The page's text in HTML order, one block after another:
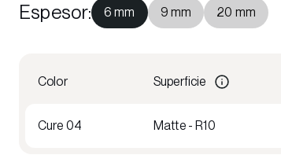
Espesor: 6 mm 9 mm 20 mm
Color Superficie
Cure 04 Matte - R10